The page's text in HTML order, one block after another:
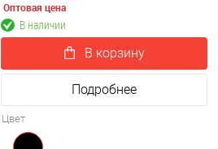
Оптовая цена
В наличии
В корзину
Подробнее
Цвет